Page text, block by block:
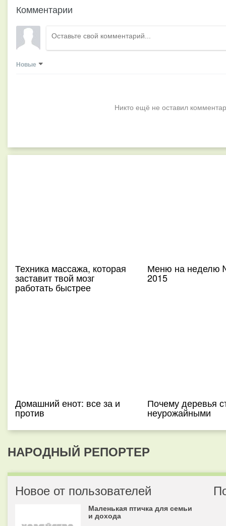
Комментарии
Новые
Никто ещё не оставил
Техника массажа, которая
заставит твой мозг
работать быстрее
Меню на неделю
2015
Домашний енот: все за и
против
Почему деревья
неурожайными
НАРОДНЫЙ РЕПОРТЕР
Новое от пользователей
Маленькая птичка для семьи
и дохода